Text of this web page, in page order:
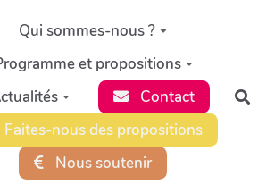
principal
Qui sommes-nous ?
et propositions
Contact
Faites-nous des propositions
Nous soutenir